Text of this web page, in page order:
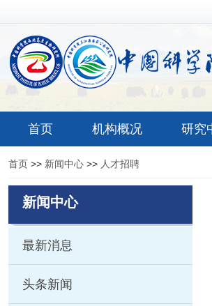
首页 机构概况 研究
首页 >> 新闻中心 >> 人才招聘
新闻中心
最新消息
头条新闻